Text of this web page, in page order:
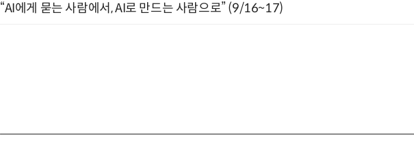
“AI에게 묻는 사람에서, AI로 만드는 사람으로” (9/16~17)